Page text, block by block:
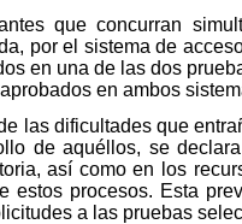
que concurran
por el sistema de
en una de las dos
en ambos
las dificultades que
de aquéllos, se
así como en los
estos procesos. Esta
a las pruebas